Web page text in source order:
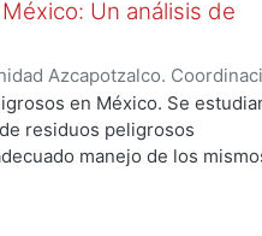
Un análisis de
Azcapotzalco.
DE LA PAZ, ROSALIA
en México. Se
residuos peligrosos
manejo de los